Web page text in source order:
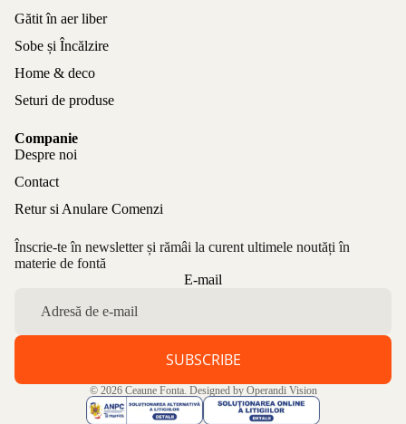
Gătit în aer liber
Sobe și Încălzire
Home & deco
Seturi de produse
Companie
Despre noi
Contact
Retur si Anulare Comenzi
Înscrie-te în newsletter și rămâi la curent ultimele noutăți în
materie de fontă
E-mail
SUBSCRIBE
© 2026 Ceaune Fonta. Designed by Operandi Vision
Politica de confidențialitate
Aviz legal